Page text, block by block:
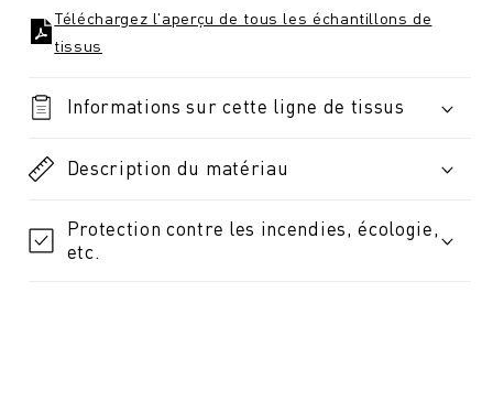
Téléchargez l'aperçu de tous les échantillons de
tissus
Informations sur cette ligne de tissus
Description du matériau
Protection contre les incendies, écologie,
etc.